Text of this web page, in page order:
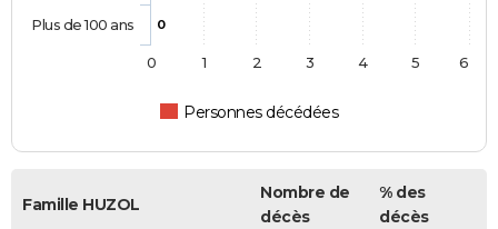
0
Personnes décédées
Plus de 100 ans
0 1 2 3 4 5 6
Famille HUZOL
Nombre de
décès
% des
décès